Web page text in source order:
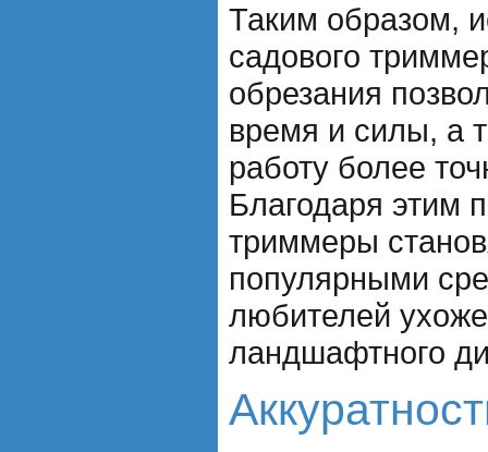
Таким образом,
садового
обрезания
время и силы, а
работу более
Благодаря этим
триммеры
популярными
любителей
ландшафтного